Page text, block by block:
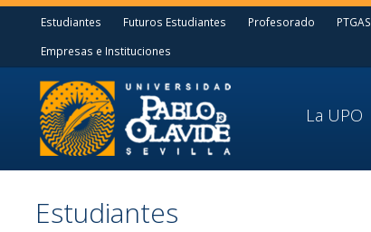
Estudiantes Futuros Estudiantes Profesorado
PTGAS
Empresas e Instituciones
La UPO
Estudiantes